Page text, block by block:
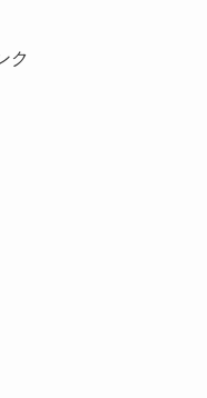
ク